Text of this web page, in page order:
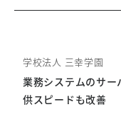
業務システムのサ
供スピードも改善
学校法人 三幸学園